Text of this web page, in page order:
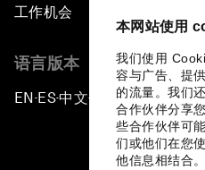
本网站使用
我们使用
容与广告、提
的流量。我们
合作伙伴分享
些合作伙伴可
们或他们在您
他信息相结合。
工作机会
语言版本
EN ▪ ES▪中文▪ 日本語